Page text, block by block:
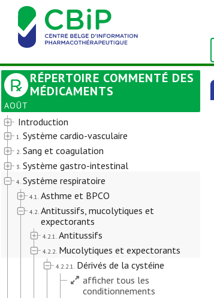
RÉPERTOIRE COMMENTÉ DES
MÉDICAMENTS
AOÛT
Introduction
1. Système cardio-vasculaire
2. Sang et coagulation
3. Système gastro-intestinal
4. Système respiratoire
4.1. Asthme et BPCO
4.2. Antitussifs, mucolytiques et
expectorants
4.2.1. Antitussifs
4.2.2. Mucolytiques et expectorants
4.2.2.1. Dérivés de la cystéine
afficher tous les
conditionnements